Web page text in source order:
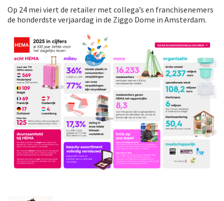
Op 24 mei viert de retailer met collega’s en franchisenemers
de honderdste verjaardag in de Ziggo Dome in Amsterdam.